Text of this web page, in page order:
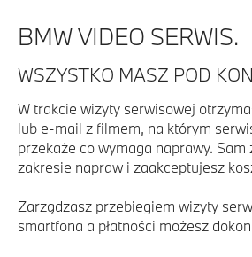
BMW VIDEO SERWIS.
WSZYSTKO MASZ POD
W trakcie wizyty serwisowej
lub e-mail z filmem, na którym
przekaże co wymaga naprawy. Sam
zakresie napraw i zaakceptujesz
Zarządzasz przebiegiem wizyty
smartfona a płatności możesz